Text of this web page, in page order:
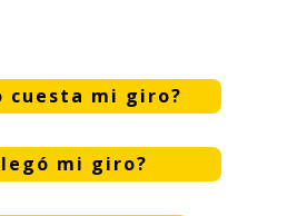
cuesta mi giro?
mi giro?